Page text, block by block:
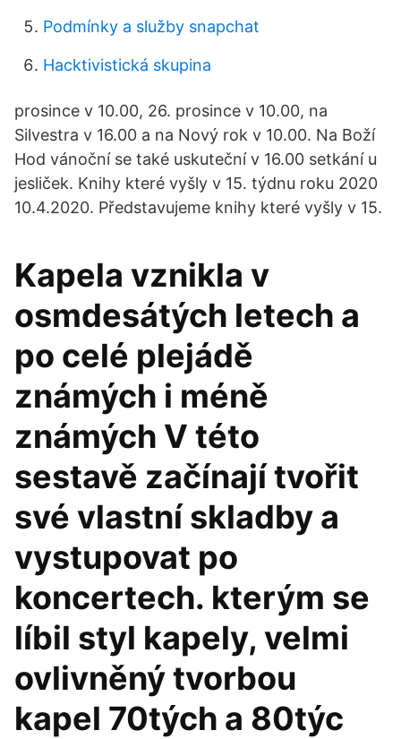
Podmínky a služby snapchat
Hacktivistická skupina
prosince v 10.00, 26. prosince v 10.00, na
Silvestra v 16.00 a na Nový rok v 10.00. Na Boží
Hod vánoční se také uskuteční v 16.00 setkání u
jesliček. Knihy které vyšly v 15. týdnu roku 2020
10.4.2020. Představujeme knihy které vyšly v 15.
Kapela vznikla v
osmdesátých letech a
po celé plejádě
známých i méně
známých V této
sestavě začínají tvořit
své vlastní skladby a
vystupovat po
koncertech. kterým se
líbil styl kapely, velmi
ovlivněný tvorbou
kapel 70tých a 80týc